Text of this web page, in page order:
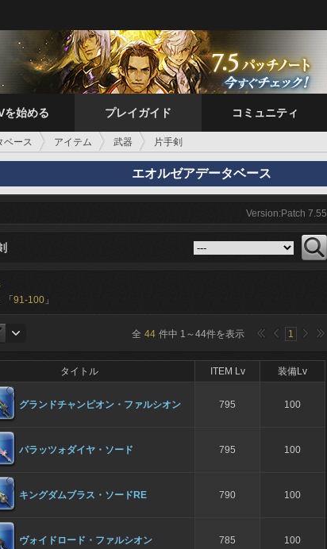
を始める プレイガイド コミュニティ
ベース アイテム 武器 片手剣
エオルゼアデータベース
Version:Patch 7.55
91-100 」
全 44 件中 1 ～44件を表示 1
タイトル ITEM Lv 装備Lv
グランドチャンピオン・ファルシオン 795 100
パラッツォダイヤ・ソード 795 100
キングダムブラス・ソードRE 790 100
ヴォイドロード・ファルシオン 785 100